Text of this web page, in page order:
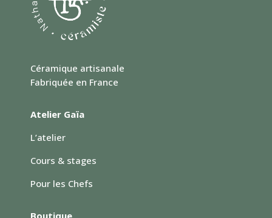
Céramique artisanale
Fabriquée en France
Atelier Gaïa
L’atelier
Cours & stages
Pour les Chefs